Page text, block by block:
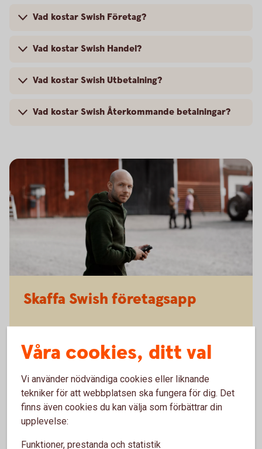
Vad kostar Swish Företag?
Vad kostar Swish Handel?
Vad kostar Swish Utbetalning?
Vad kostar Swish Återkommande betalningar?
Skaffa Swish företagsapp
Om ni redan har ett Swish-avtal – Swish Företag
eller Swish Handel – är ett hett tips att även skaffa
Swish företagsapp. Med denna får ni flera
möjligheter som förenklar ert företagande:
Se inkommande betalningar i realtid och minska
risken för bedrägerier.
Administrera användare och fördela arbetspass.
Våra cookies, ditt val
Vi använder nödvändiga cookies eller liknande
tekniker för att webbplatsen ska fungera för dig. Det
finns även cookies du kan välja som förbättrar din
upplevelse:
Funktioner, prestanda och statistik